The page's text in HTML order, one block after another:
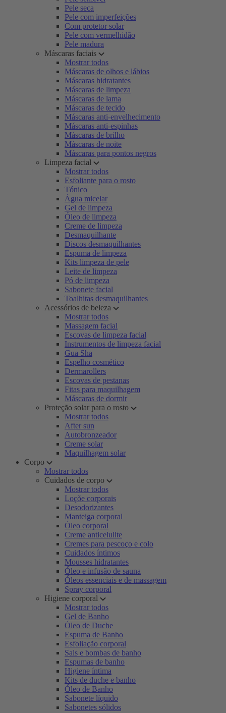
Pele seca
Pele com imperfeições
Com protetor solar
Pele com vermelhidão
Pele madura
Máscaras faciais
Mostrar todos
Máscaras de olhos e lábios
Máscaras hidratantes
Máscaras de limpeza
Máscaras de lama
Máscaras de tecido
Máscaras anti-envelhecimento
Máscaras anti-espinhas
Máscaras de brilho
Máscaras de noite
Máscaras para pontos negros
Limpeza facial
Mostrar todos
Esfoliante para o rosto
Tónico
Água micelar
Gel de limpeza
Óleo de limpeza
Creme de limpeza
Desmaquilhante
Discos desmaquilhantes
Espuma de limpeza
Kits limpeza de pele
Leite de limpeza
Pó de limpeza
Sabonete facial
Toalhitas desmaquilhantes
Acessórios de beleza
Mostrar todos
Massagem facial
Escovas de limpeza facial
Instrumentos de limpeza facial
Gua Sha
Espelho cosmético
Dermarollers
Escovas de pestanas
Fitas para maquilhagem
Máscaras de dormir
Proteção solar para o rosto
Mostrar todos
After sun
Autobronzeador
Creme solar
Maquilhagem solar
Corpo
Mostrar todos
Cuidados de corpo
Mostrar todos
Loçõe corporais
Desodorizantes
Manteiga corporal
Óleo corporal
Creme anticelulite
Cremes para pescoço e colo
Cuidados íntimos
Mousses hidratantes
Óleo e infusão de sauna
Óleos essenciais e de massagem
Spray corporal
Higiene corporal
Mostrar todos
Gel de Banho
Óleo de Duche
Espuma de Banho
Esfoliação corporal
Sais e bombas de banho
Espumas de banho
Higiene íntima
Kits de duche e banho
Óleo de Banho
Sabonete líquido
Sabonetes sólidos